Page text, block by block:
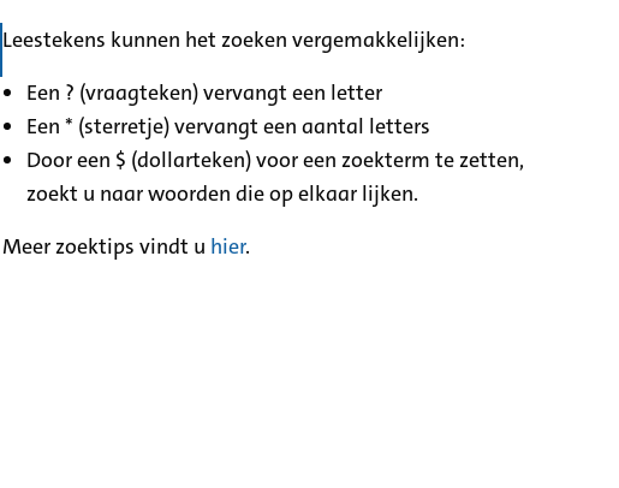
Leestekens kunnen het zoeken vergemakkelijken:
Een ? (vraagteken) vervangt een letter
Een * (sterretje) vervangt een aantal letters
Door een $ (dollarteken) voor een zoekterm te zetten,
zoekt u naar woorden die op elkaar lijken.
Meer zoektips vindt u hier.